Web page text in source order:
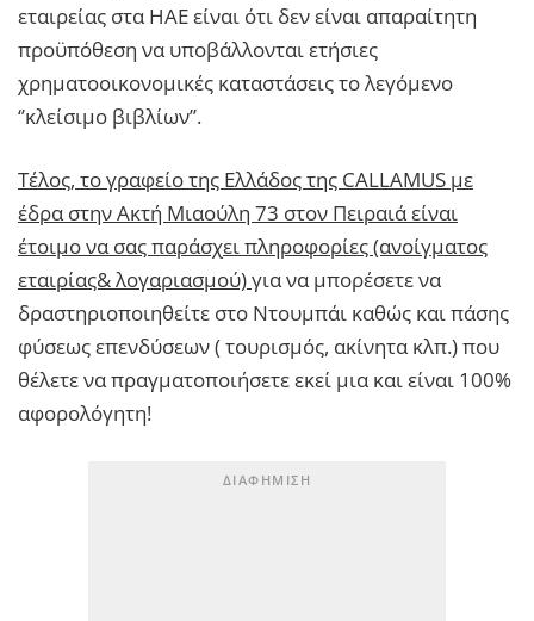
εταιρείας στα ΗΑΕ είναι ότι δεν είναι απαραίτητη
προϋπόθεση να υποβάλλονται ετήσιες
χρηματοοικονομικές καταστάσεις το λεγόμενο
‘’κλείσιμο βιβλίων’’.
Τέλος, το γραφείο της Ελλάδος της CALLAMUS με
έδρα στην Ακτή Μιαούλη 73 στον Πειραιά είναι
έτοιμο να σας παράσχει πληροφορίες (ανοίγματος
εταιρίας& λογαριασμού)για να μπορέσετε να
δραστηριοποιηθείτε στο Ντουμπάι καθώς και πάσης
φύσεως επενδύσεων ( τουρισμός, ακίνητα κλπ.) που
θέλετε να πραγματοποιήσετε εκεί μια και είναι 100%
αφορολόγητη!